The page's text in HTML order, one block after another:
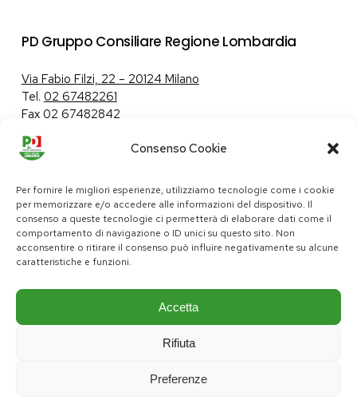
Consenso Cookie
Per fornire le migliori esperienze, utilizziamo tecnologie come i cookie
per memorizzare e/o accedere alle informazioni del dispositivo. Il
consenso a queste tecnologie ci permetterà di elaborare dati come il
comportamento di navigazione o ID unici su questo sito. Non
acconsentire o ritirare il consenso può influire negativamente su alcune
caratteristiche e funzioni.
Accetta
Rifiuta
Preferenze
PD Gruppo Consiliare Regione Lombardia
Via Fabio Filzi, 22 – 20124 Milano
Tel. 02 67482261
Fax 02 67482842
Tutela dei dati personali|Politica sui cookie
pd@consiglio.regione.lombardia.it
ufficiostampa.pd@consiglio.regione.lombardia.it
Pagine Facebook Gruppo Consiliare PD LombardiaPagina Messenger Gruppo Consiliare PD LombardiaPagina Instagram Gruppo PD LombardiaPagina Youtube Gruppo PD Lombardia